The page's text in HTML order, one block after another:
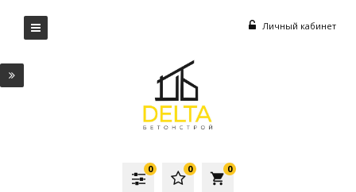
Личный кабинет
local_grocery_store
0
0
0